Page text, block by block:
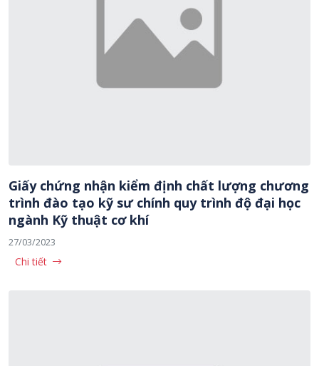
Giấy chứng nhận kiểm định chất lượng chương
trình đào tạo kỹ sư chính quy trình độ đại học
ngành Kỹ thuật cơ khí
27/03/2023
Chi tiết